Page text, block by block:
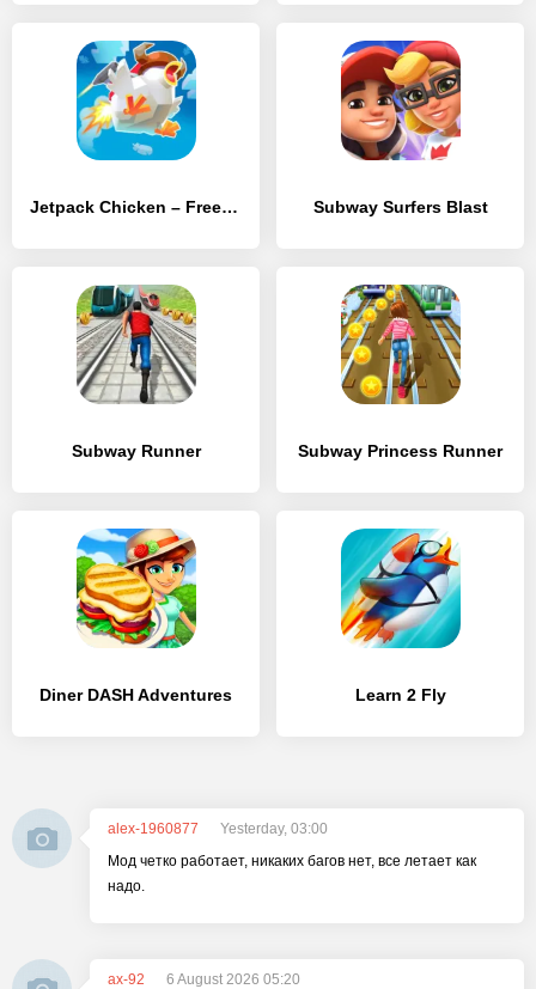
Jetpack Chicken – Free Robux for Rbx platform Subway Surfers Blast
Subway Runner Subway Princess Runner
Diner DASH Adventures Learn 2 Fly
alex-1960877
Yesterday, 03:00
Мод четко работает, никаких багов нет, все летает как
надо.
ax-92
6 August 2026 05:20